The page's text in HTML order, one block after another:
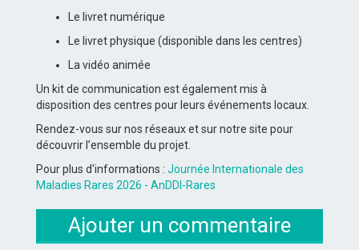
Le livret numérique
Le livret physique (disponible dans les centres)
La vidéo animée
Un kit de communication est également mis à
disposition des centres pour leurs événements locaux.
Rendez-vous sur nos réseaux et sur notre site pour
découvrir l’ensemble du projet.
Pour plus d'informations : Journée Internationale des
Maladies Rares 2026 - AnDDI-Rares
Ajouter un commentaire